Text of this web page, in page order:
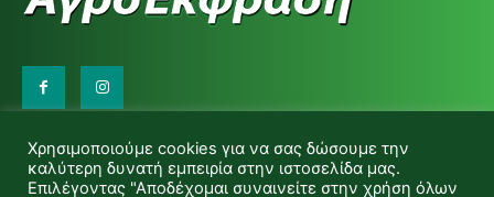
Επικοινωνήστε μαζί μας:
d.makas@yahoo.gr
info@agrofitro.gr
Μακάς Ντίνος
Χρησιμοποιούμε cookies για να σας δώσουμε την
καλύτερη δυνατή εμπειρία στην ιστοσελίδα μας.
Επιλέγοντας "Αποδέχομαι συναινείτε στην χρήση όλων